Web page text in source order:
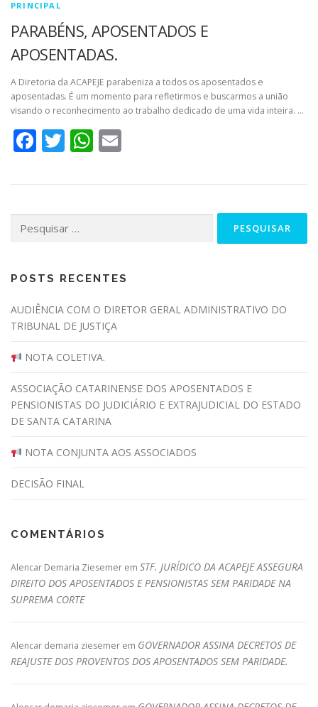
PRINCIPAL
PARABÉNS, APOSENTADOS E
APOSENTADAS.
A Diretoria da ACAPEJE parabeniza a todos os aposentados e
aposentadas. É um momento para refletirmos e buscarmos a união
visando o reconhecimento ao trabalho dedicado de uma vida inteira. …
Facebook
TwitterWhatsApp
por:
POSTS RECENTES
AUDIÊNCIA COM O DIRETOR GERAL ADMINISTRATIVO DO
TRIBUNAL DE JUSTIÇA
NOTA COLETIVA.
ASSOCIAÇÃO CATARINENSE DOS APOSENTADOS E
PENSIONISTAS DO JUDICIÁRIO E EXTRAJUDICIAL DO ESTADO
DE SANTA CATARINA
NOTA CONJUNTA AOS ASSOCIADOS
DECISÃO FINAL
COMENTÁRIOS
Alencar Demaria Ziesemer em STF. JURÍDICO DA ACAPEJE ASSEGURA
DIREITO DOS APOSENTADOS E PENSIONISTAS SEM PARIDADE NA
SUPREMA CORTE
Alencar demaria ziesemer em GOVERNADOR ASSINA DECRETOS DE
REAJUSTE DOS PROVENTOS DOS APOSENTADOS SEM PARIDADE.